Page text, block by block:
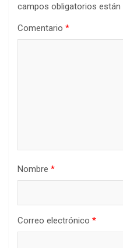
campos obligatorios
Comentario *
Nombre *
Correo electrónico *